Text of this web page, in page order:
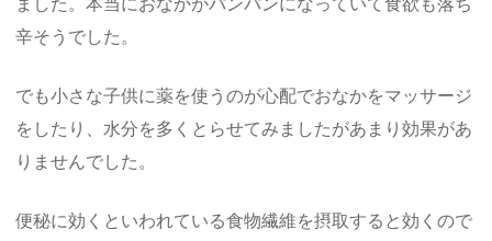
ました。本当におなかがパンパンになっていて食欲も落ち
辛そうでした。
でも小さな子供に薬を使うのが心配でおなかをマッサージ
をしたり、水分を多くとらせてみましたがあまり効果があ
りませんでした。
便秘に効くといわれている食物繊維を摂取すると効くので